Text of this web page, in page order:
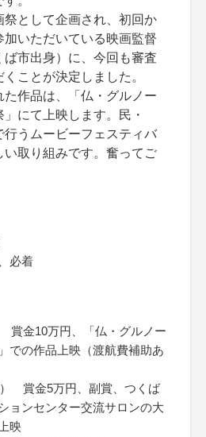
祭として企画され、初回か
加いただいている映画監督
市出身）に、今回も審査
ことが決定しました。
た作品は、「仏・グルノー
にて上映します。民・
行うムービーフェスティバ
い取り組みです。奮ってご
必着
賞金10万円、「仏・グルノー
での作品上映（渡航費補助あ
賞金5万円、副賞、つくば
ョンセンター交流サロンの大
映